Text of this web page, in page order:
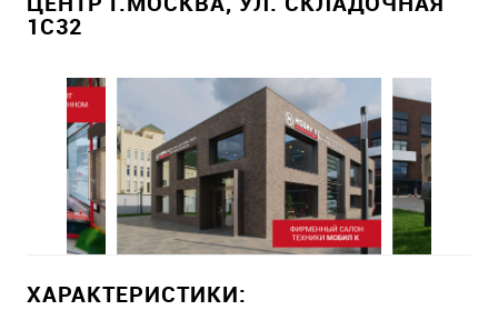
1С32
ХАРАКТЕРИСТИКИ: